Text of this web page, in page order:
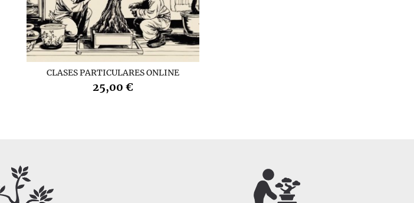
CLASES PARTICULARES ONLINE
25,00 €